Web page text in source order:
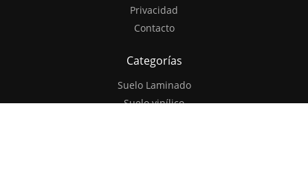
Privacidad
Contacto
Categorías
Suelo Laminado
Suelo vinílico